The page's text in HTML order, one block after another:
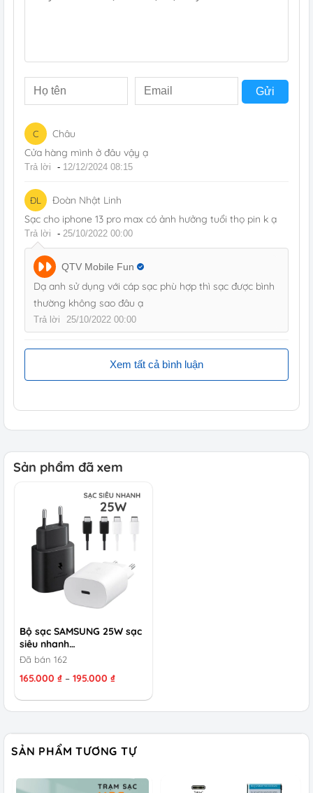
Gửi
C
Châu
Cửa hàng mình ở đâu vậy ạ
Trả lời - 12/12/2024 08:15
ĐL
Đoàn Nhật Linh
Sạc cho iphone 13 pro max có ảnh hưởng tuổi thọ pin k ạ
Trả lời - 25/10/2022 00:00
QTV Mobile Fun
Dạ anh sử dụng với cáp sạc phù hợp thì sạc được bình
thường không sao đâu ạ
Trả lời 25/10/2022 00:00
Xem tất cả bình luận
Sản phẩm đã xem
Bộ sạc SAMSUNG 25W sạc
siêu nhanh…
Đã bán 162
165.000 ₫ – 195.000 ₫Khoảng
từ
SẢN PHẨM TƯƠNG TỰ